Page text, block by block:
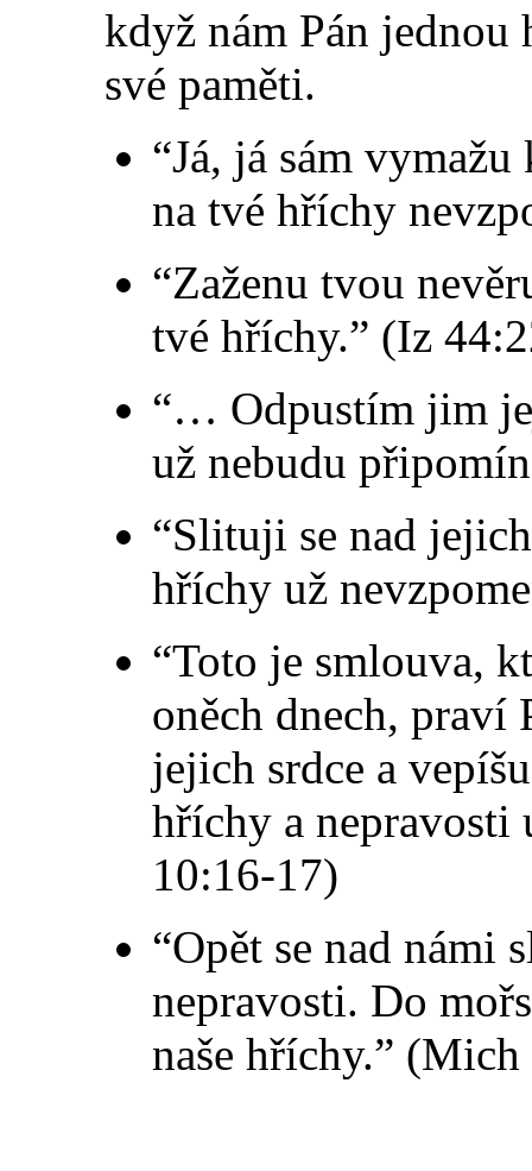
když nám Pán jednou
své paměti.
“Já, já sám
na tvé hříchy
“Zaženu tvou
tvé hříchy.” (Iz
“… Odpustím jim
už nebudu
“Slituji se nad
hříchy už
“Toto je smlouva,
oněch dnech, praví
jejich srdce a
hříchy a nepravosti
10:16-17)
“Opět se nad námi
nepravosti. Do
naše hříchy.”